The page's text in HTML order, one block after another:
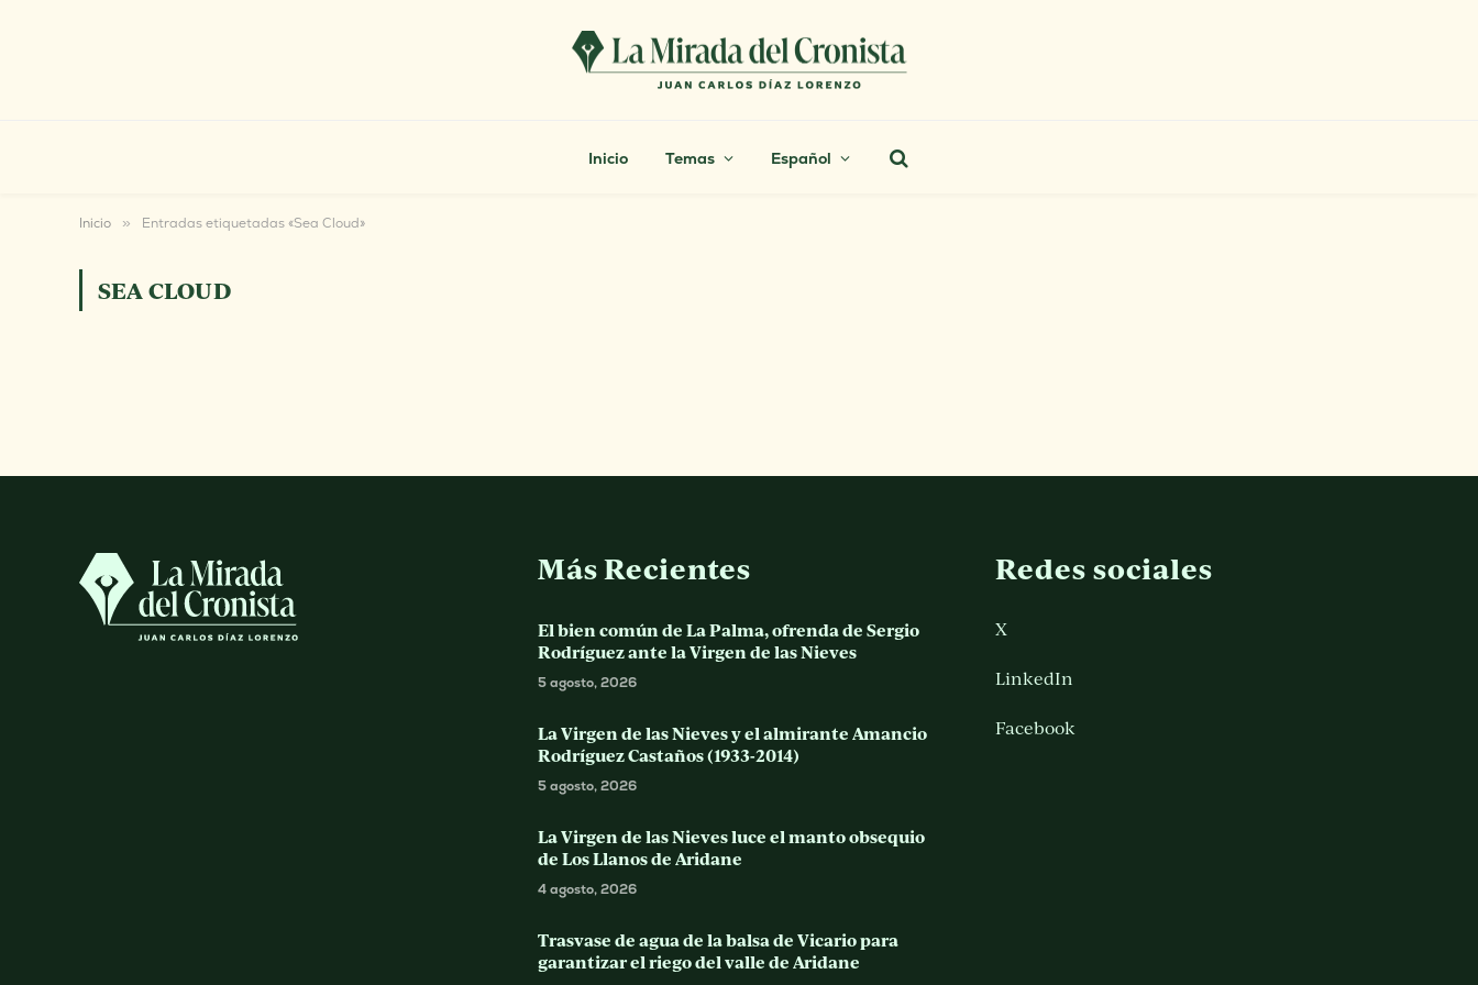
Inicio Temas Español
Inicio » Entradas etiquetadas «Sea Cloud»
SEA CLOUD
Más Recientes
El bien común de La Palma, ofrenda de Sergio
Rodríguez ante la Virgen de las Nieves
5 agosto, 2026
La Virgen de las Nieves y el almirante Amancio
Rodríguez Castaños (1933-2014)
5 agosto, 2026
La Virgen de las Nieves luce el manto obsequio
de Los Llanos de Aridane
4 agosto, 2026
Trasvase de agua de la balsa de Vicario para
garantizar el riego del valle de Aridane
Redes sociales
X
LinkedIn
Facebook